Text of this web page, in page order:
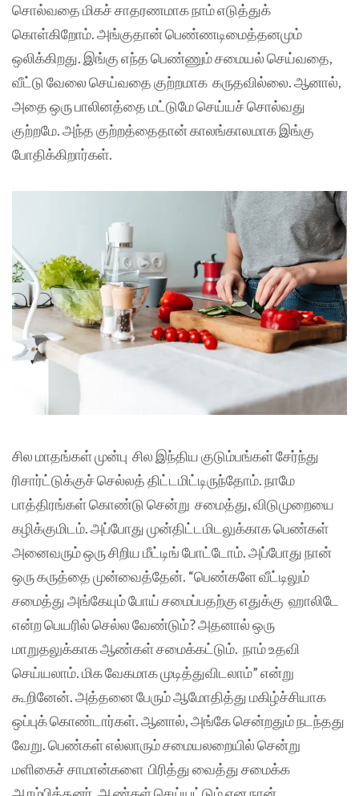
சொல்வதை மிகச் சாதரணமாக நாம் எடுத்துக்
கொள்கிறோம். அங்குதான் பெண்ணடிமைத்தனமும்
ஒலிக்கிறது. இங்கு எந்த பெண்ணும் சமையல் செய்வதை,
வீட்டு வேலை செய்வதை குற்றமாக கருதவில்லை. ஆனால்,
அதை ஒரு பாலினத்தை மட்டுமே செய்யச் சொல்வது
குற்றமே. அந்த குற்றத்தைதான் காலங்காலமாக இங்கு
போதிக்கிறார்கள்.
சில மாதங்கள் முன்பு சில இந்திய குடும்பங்கள் சேர்ந்து
ரிசார்ட்டுக்குச் செல்லத் திட்டமிட்டிருந்தோம். நாமே
பாத்திரங்கள் கொண்டு சென்று சமைத்து, விடுமுறையை
கழிக்குமிடம். அப்போது முன்திட்டமிடலுக்காக பெண்கள்
அனைவரும் ஒரு சிறிய மீட்டிங் போட்டோம். அப்போது நான்
ஒரு கருத்தை முன்வைத்தேன். “பெண்களே வீட்டிலும்
சமைத்து அங்கேயும் போய் சமைப்பதற்கு எதுக்கு ஹாலிடே
என்ற பெயரில் செல்ல வேண்டும்? அதனால் ஒரு
மாறுதலுக்காக ஆண்கள் சமைக்கட்டும். நாம் உதவி
செய்யலாம். மிக வேகமாக முடித்துவிடலாம்” என்று
கூறினேன். அத்தனை பேரும் ஆமோதித்து மகிழ்ச்சியாக
ஒப்புக் கொண்டார்கள். ஆனால், அங்கே சென்றதும் நடந்தது
வேறு. பெண்கள் எல்லாரும் சமையலறையில் சென்று
மளிகைச் சாமான்களை பிரித்து வைத்து சமைக்க